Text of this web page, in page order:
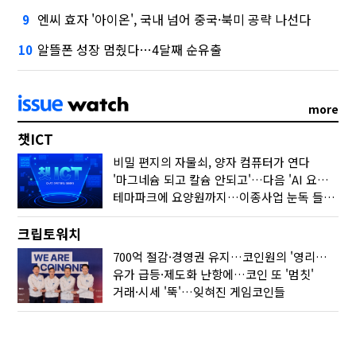
9 엔씨 효자 '아이온', 국내 넘어 중국·북미 공략 나선다
10 알뜰폰 성장 멈췄다…4달째 순유출
more
챗ICT
비밀 편지의 자물쇠, 양자 컴퓨터가 연다
'마그네슘 되고 칼슘 안되고'…다음 'AI 요약' 갈 길은
테마파크에 요양원까지…이종사업 눈독 들이는 게임사
크립토워치
700억 절감·경영권 유지…코인원의 '영리한 딜'
유가 급등·제도화 난항에…코인 또 '멈칫'
거래·시세 '뚝'…잊혀진 게임코인들